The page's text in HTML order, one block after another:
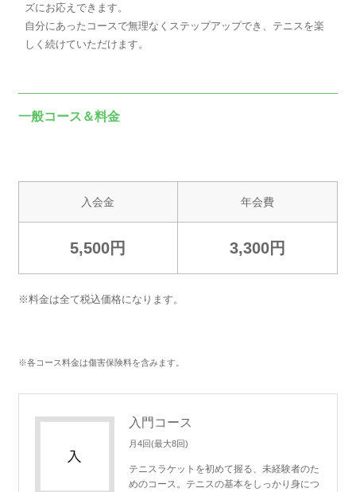
ズにお応えできます。
自分にあったコースで無理なくステップアップでき、テニスを楽
しく続けていただけます。
一般コース＆料金
入会金 年会費
5,500円 3,300円
※料金は全て税込価格になります。
※各コース料金は傷害保険料を含みます。
入門コース
月4回(最大8回)
テニスラケットを初めて握る、未経験者のた
めのコース。テニスの基本をしっかり身につ